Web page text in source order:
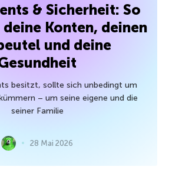
& Sicherheit: So
Konten, deinen
und deine
besitzt, sollte sich unbedingt um
– um seine eigene und die
seiner Familie
28 Mai 2026